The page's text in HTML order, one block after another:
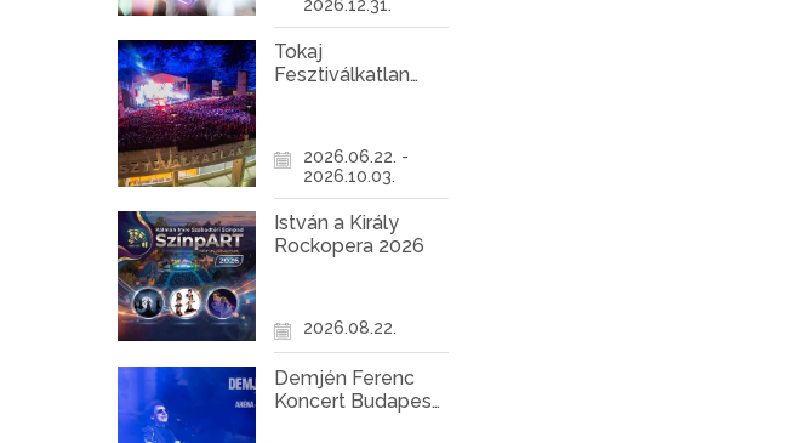
2026.12.31.
Tokaj
Fesztiválkatlan
2026.06.22. -
2026.10.03.
István a Király
Rockopera 2026
2026.08.22.
Demjén Ferenc
Koncert Budapest